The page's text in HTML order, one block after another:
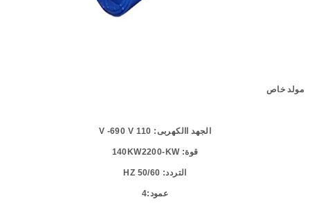
مولد خاص
الجهد االكهربى: 110
V -690 V
قوة: 140
KW2200-KW
التردد: 50/60
HZ
عمود:
4